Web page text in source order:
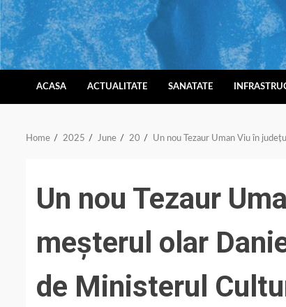
Skip
to
content
ACASA ACTUALITATE SANATATE
Home 2025 June 20 Un nou Tezaur Uman Viu în
Un nou Tezaur
meșterul olar
de Ministerul